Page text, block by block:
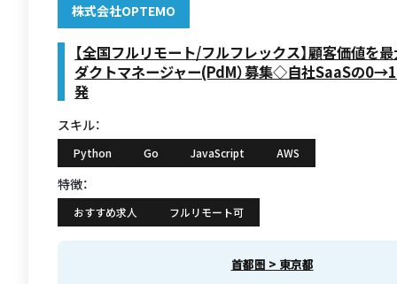
株式会社OPTEMO
【全国フルリモート/フルフレックス】顧客価値を
ダクトマネージャー(PdM）募集◇自社SaaSの
発
スキル：
Python Go JavaScript AWS
特徴：
おすすめ求人 フルリモート可
首都圏 > 東京都